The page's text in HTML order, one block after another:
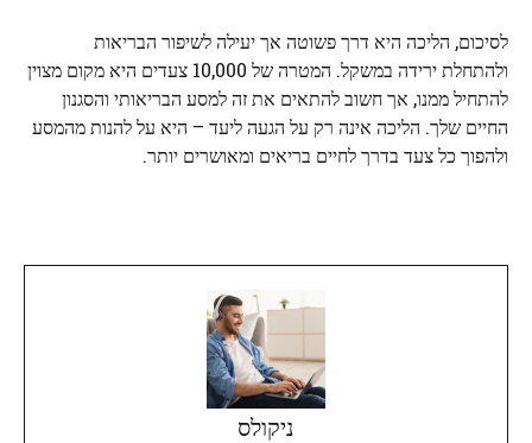
לסיכום, הליכה היא דרך פשוטה אך יעילה לשיפור הבריאות
ולהתחלת ירידה במשקל. המטרה של 10,000 צעדים היא מקום מצוין
להתחיל ממנו, אך חשוב להתאים את זה למסע הבריאותי והסגנון
החיים שלך. הליכה אינה רק על הגעה ליעד – היא על להנות מהמסע
ולהפוך כל צעד בדרך לחיים בריאים ומאושרים יותר.
ניקולס